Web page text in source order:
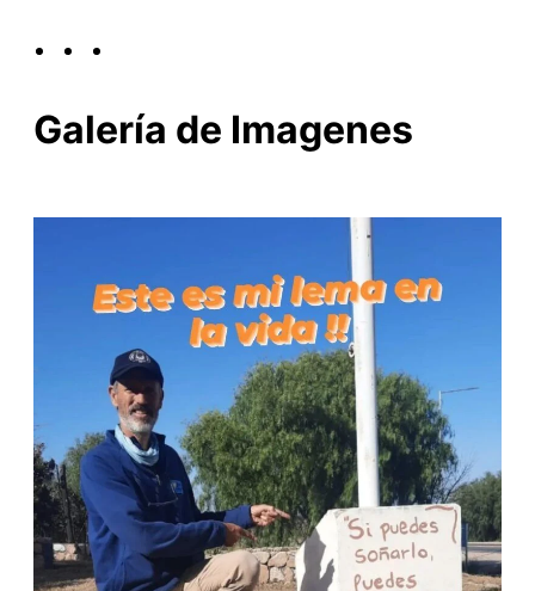
Galería de Imagenes